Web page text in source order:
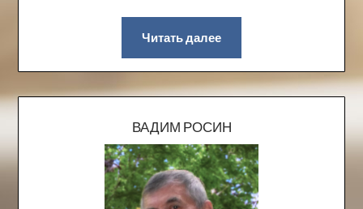
Читать далее
ВАДИМ РОСИН